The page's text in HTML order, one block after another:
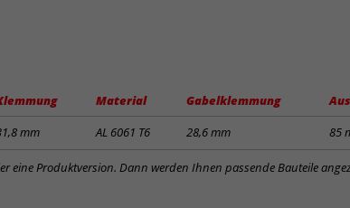
Material Gabelklemmung
mm AL 6061 T6 28,6 mm 85
eine Produktversion. Dann werden Ihnen passende Bauteile